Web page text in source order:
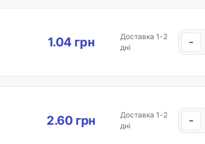
1.04 грн
Доставка 1-2
дні
-
2.60 грн
Доставка 1-2
дні
-